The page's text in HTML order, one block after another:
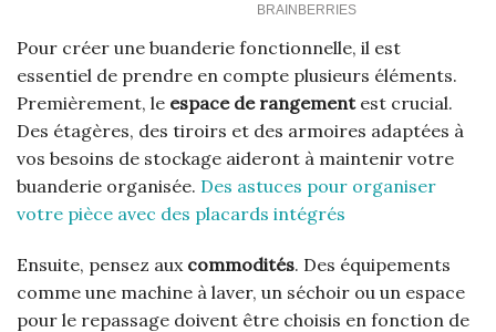
Pour créer une buanderie fonctionnelle, il est
essentiel de prendre en compte plusieurs éléments.
Premièrement, le espace de rangementest crucial.
Des étagères, des tiroirs et des armoires adaptées à
vos besoins de stockage aideront à maintenir votre
buanderie organisée. Des astuces pour organiser
votre pièce avec des placards intégrés
Ensuite, pensez aux commodités. Des équipements
comme une machine à laver, un séchoir ou un espace
pour le repassage doivent être choisis en fonction de